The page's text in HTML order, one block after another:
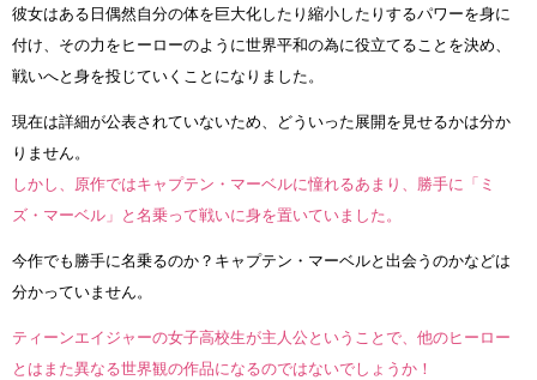
彼女はある日偶然自分の体を巨大化したり縮小したりするパワーを身に
付け、その力をヒーローのように世界平和の為に役立てることを決め、
戦いへと身を投じていくことになりました。
現在は詳細が公表されていないため、どういった展開を見せるかは分か
りません。
しかし、原作ではキャプテン・マーベルに憧れるあまり、勝手に「ミ
ズ・マーベル」と名乗って戦いに身を置いていました。
今作でも勝手に名乗るのか？キャプテン・マーベルと出会うのかなどは
分かっていません。
ティーンエイジャーの女子高校生が主人公ということで、他のヒーロー
とはまた異なる世界観の作品になるのではないでしょうか！